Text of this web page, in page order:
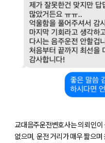
교대음주운전변호사는 의뢰인
없으며, 운전 거리가 매우 짧으